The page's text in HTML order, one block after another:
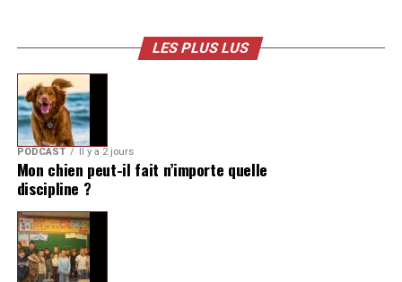
LES PLUS LUS
PODCAST Il y a 2 jours
Mon chien peut-il fait n’importe quelle
discipline ?